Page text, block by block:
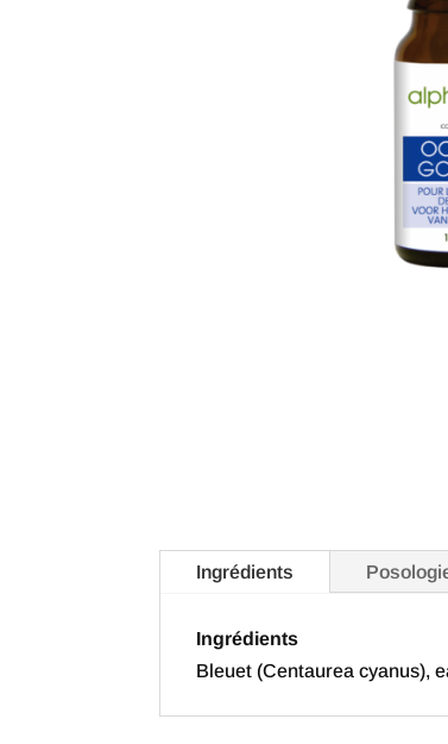
Ingrédients
Ingrédients
Bleuet (Centaurea cyanus),